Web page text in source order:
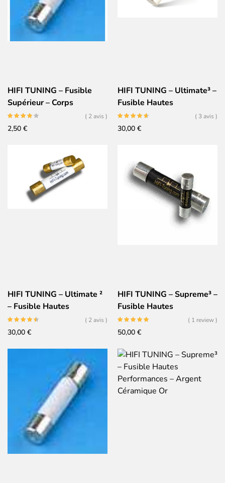
HIFI TUNING – Fusible
Supérieur – Corps
Céramique
( 2 avis )
2,50 €
HIFI TUNING – Ultimate³ –
Fusible Hautes
Performances 6×32 –
Argent Céramique
( 3 avis )
30,00 €
HIFI TUNING – Ultimate ²
– Fusible Hautes
Performances 6×32 – Or
Céramique Argent
( 2 avis )
30,00 €
HIFI TUNING – Supreme³ –
Fusible Hautes
Performances 6×32 –
Argent Céramique Or
( 1 review )
50,00 €